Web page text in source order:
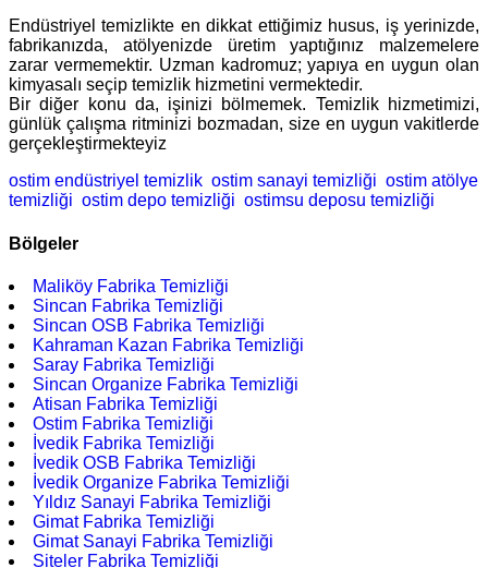
Endüstriyel temizlikte en dikkat ettiğimiz husus, iş yerinizde,
fabrikanızda, atölyenizde üretim yaptığınız malzemelere
zarar vermemektir. Uzman kadromuz; yapıya en uygun olan
kimyasalı seçip temizlik hizmetini vermektedir.
Bir diğer konu da, işinizi bölmemek. Temizlik hizmetimizi,
günlük çalışma ritminizi bozmadan, size en uygun vakitlerde
gerçekleştirmekteyiz
ostim endüstriyel temizlik ostim sanayi temizliği ostim atölye
temizliği ostim depo temizliği ostimsu deposu temizliği
Bölgeler
Maliköy Fabrika Temizliği
Sincan Fabrika Temizliği
Sincan OSB Fabrika Temizliği
Kahraman Kazan Fabrika Temizliği
Saray Fabrika Temizliği
Sincan Organize Fabrika Temizliği
Atisan Fabrika Temizliği
Ostim Fabrika Temizliği
İvedik Fabrika Temizliği
İvedik OSB Fabrika Temizliği
İvedik Organize Fabrika Temizliği
Yıldız Sanayi Fabrika Temizliği
Gimat Fabrika Temizliği
Gimat Sanayi Fabrika Temizliği
Siteler Fabrika Temizliği